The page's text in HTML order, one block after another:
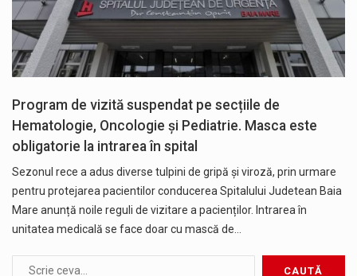
Program de vizită suspendat pe secțiile de
Hematologie, Oncologie și Pediatrie. Masca este
obligatorie la intrarea în spital
Sezonul rece a adus diverse tulpini de gripă și viroză, prin urmare
pentru protejarea pacientilor conducerea Spitalului Judetean Baia
Mare anunță noile reguli de vizitare a pacienților. Intrarea în
unitatea medicală se face doar cu mască de…